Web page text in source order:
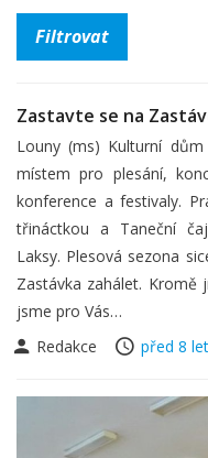
Zastavte se na
Louny (ms) Kulturní
místem pro plesání,
konference a festivaly.
třináctkou a Taneční
Laksy. Plesová sezona
Zastávka zahálet. Kromě
jsme pro Vás…
Redakce
před 8